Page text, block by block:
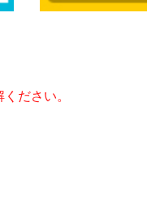
ださい。